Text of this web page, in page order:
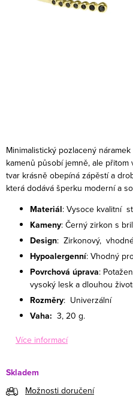
Minimalistický pozlacený
kamenů působí jemně, ale
tvar krásně obepíná zápěstí a
která dodává šperku moderní a
Materiál: Vysoce kvalitní
Kameny: Černý zirkon s
Design: Zirkonový,
Hypoalergenní: Vhodný
Povrchová úprava:
vysoký lesk a dlouhou
Rozměry: Univerzální
Vaha: 3, 20 g.
Více informací
Skladem
Možnosti doručení